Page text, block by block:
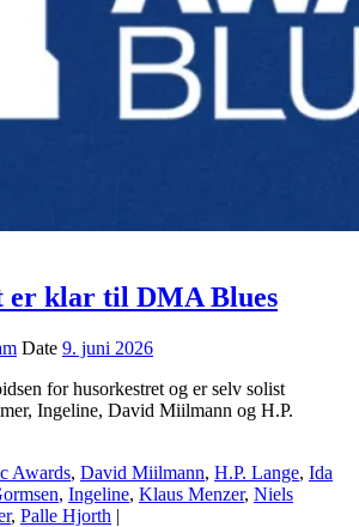
er klar til DMA Blues
Date 9. juni 2026
for husorkestret og er selv solist
Ingeline, David Miilmann og H.P.
Awards, David Miilmann, H.P. Lange, Ida
, Ingeline, Klaus Menzer, Niels
, Palle Hjorth |